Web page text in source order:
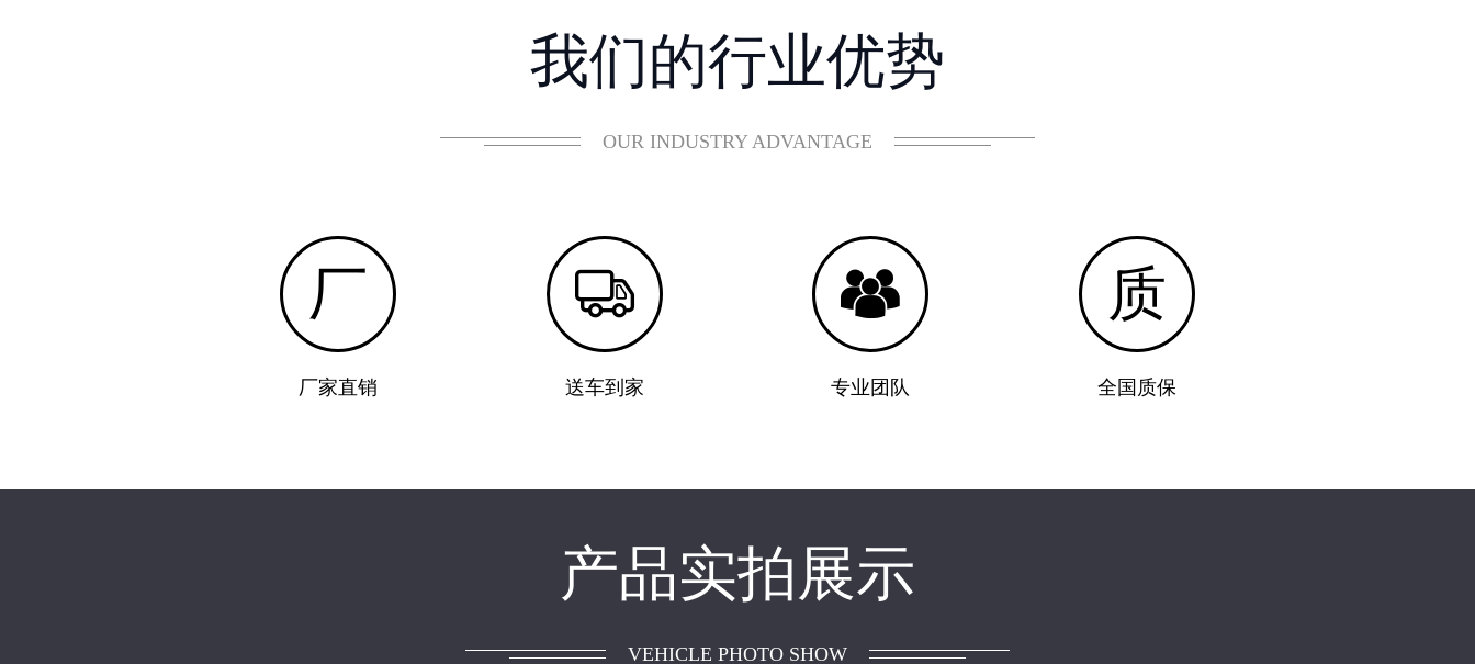
我们的行业优势
OUR INDUSTRY ADVANTAGE
厂
厂家直销

送车到家

专业团队
质
全国质保
产品实拍展示
VEHICLE PHOTO SHOW